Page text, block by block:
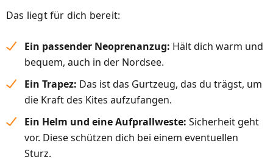
Das liegt für dich bereit:
Ein passender Neoprenanzug: Hält dich warm und
bequem, auch in der Nordsee.
Ein Trapez: Das ist das Gurtzeug, das du trägst, um
die Kraft des Kites aufzufangen.
Ein Helm und eine Aufprallweste: Sicherheit geht
vor. Diese schützen dich bei einem eventuellen
Sturz.